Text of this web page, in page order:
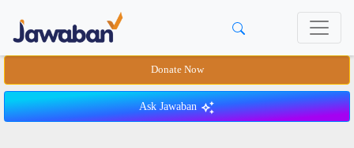
Donate Now
Ask Jawaban